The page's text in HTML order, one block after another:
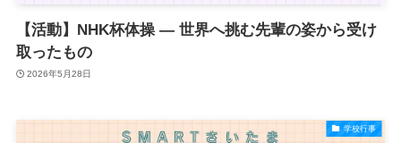
【活動】NHK杯体操 ― 世界へ挑む先輩の姿から受け
取ったもの
2026年5月28日
学校行事